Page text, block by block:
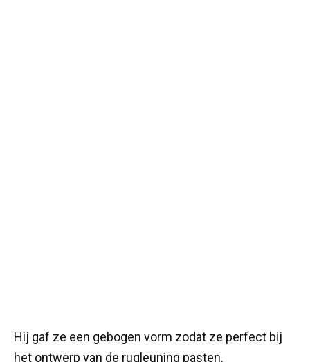
Hij gaf ze een gebogen vorm zodat ze perfect bij
het ontwerp van de rugleuning pasten.